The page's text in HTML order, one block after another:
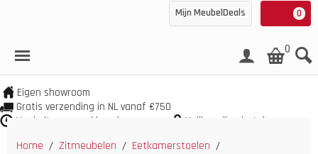
0
Mijn MeubelDeals
0
Eigen showroom
Gratis verzending in NL vanaf €750
Veel uit voorraad leverbaar
Veilig online betalen
Home / Zitmeubelen / Eetkamerstoelen /